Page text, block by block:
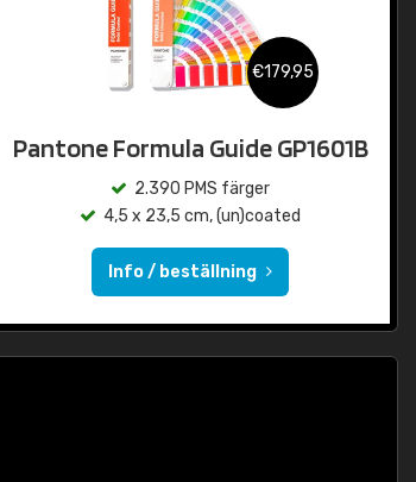
€179,95
Pantone Formula Guide GP1601B
2.390 PMS färger
4,5 x 23,5 cm, (un)coated
Info / beställning